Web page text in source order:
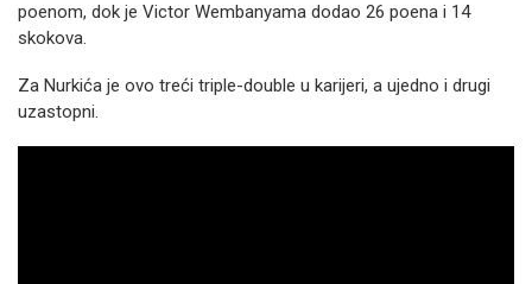
poenom, dok je Victor Wembanyama dodao 26 poena i 14
skokova.
Za Nurkića je ovo treći triple-double u karijeri, a ujedno i drugi
uzastopni.